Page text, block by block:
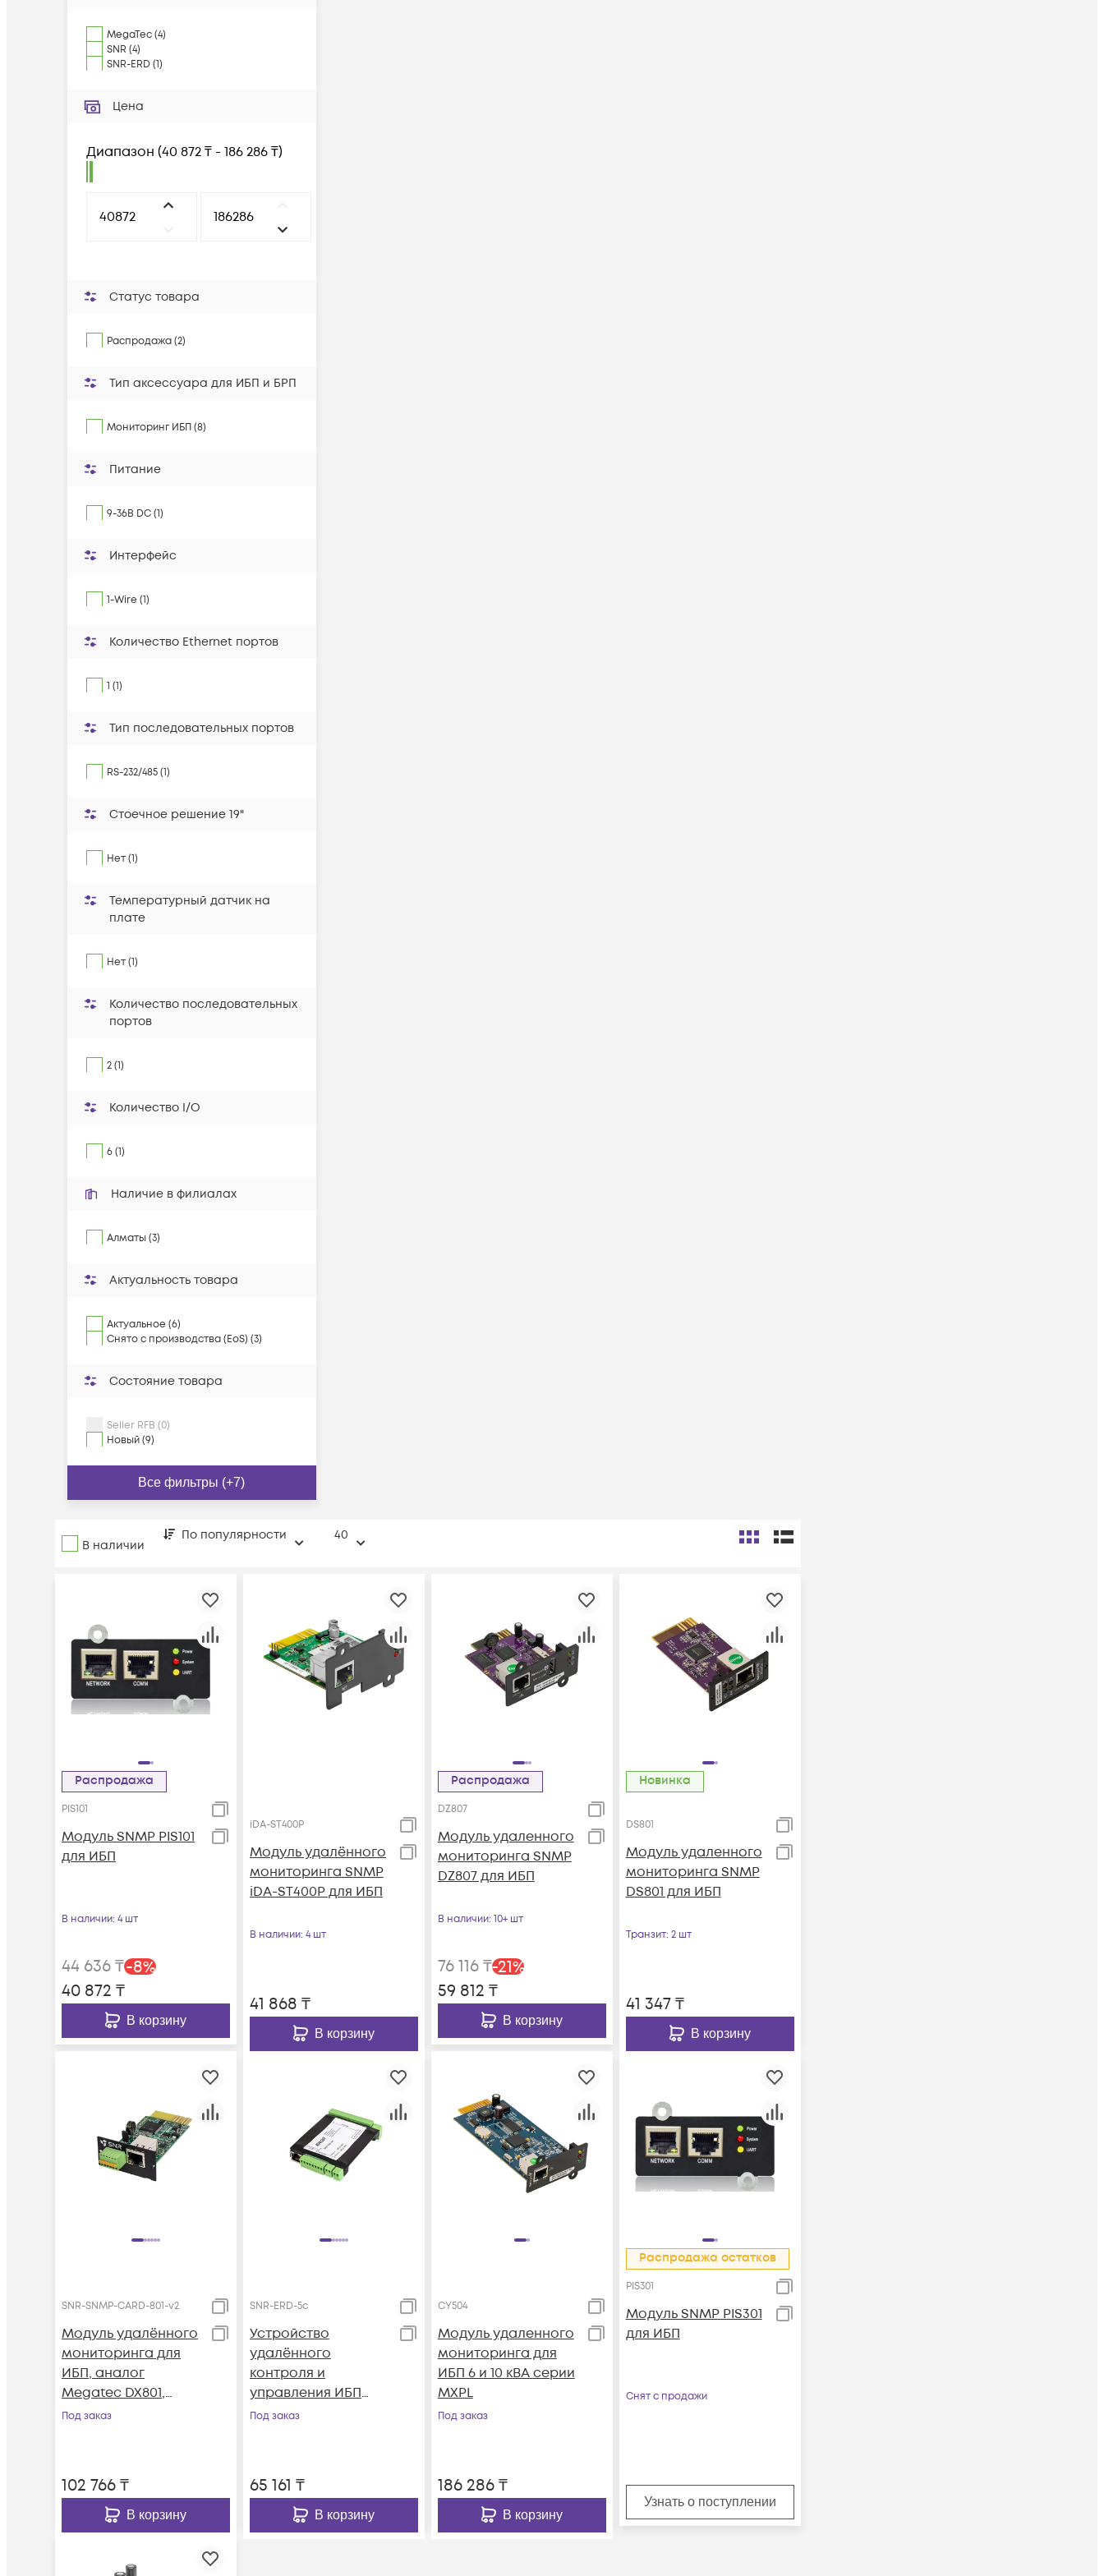
MegaTec(4)
SNR (4)
SNR-ERD(1)
Цена
Диапазон (40 872 ₸ - 186 286 ₸)
Статус товара
Распродажа (2)
Тип аксессуара для ИБП и БРП
Мониторинг ИБП (8)
Питание
9-36В DC (1)
Интерфейс
1-Wire (1)
Количество Ethernet портов
1 (1)
Тип последовательных портов
RS-232/485 (1)
Стоечное решение 19"
Нет (1)
Температурный датчик на
плате
Нет (1)
Количество последовательных
портов
2 (1)
Количество I/O
6 (1)
Наличие в филиалах
Алматы (3)
Актуальность товара
Актуальное (6)
Снято с производства (EoS) (3)
Состояние товара
Seller RFB (0)
Новый (9)
Все фильтры (+7)
В наличии
По популярности 40
Распродажа
PIS101
Модуль SNMP PIS101
для ИБП
В наличии: 4 шт
44 636₸-8%
40 872 ₸
В корзину
iDA-ST400P
Модуль удалённого
мониторинга SNMP
iDA-ST400P для ИБП
В наличии: 4 шт
41 868 ₸
В корзину
Распродажа
DZ807
Модуль удаленного
мониторинга SNMP
DZ807 для ИБП
В наличии: 10+ шт
76 116₸-21%
59 812 ₸
В корзину
Новинка
DS801
Модуль удаленного
мониторинга SNMP
DS801 для ИБП
Транзит: 2 шт
41 347₸
В корзину
SNR-SNMP-CARD-801-v2
Модуль удалённого
мониторинга для
ИБП, аналог
Megatec DX801,
версия 2
Под заказ
102 766₸
В корзину
SNR-ERD-5c
Устройство
удалённого
контроля и
управления ИБП
SNR-ERD-5c
Под заказ
65 161 ₸
В корзину
CY504
Модуль удаленного
мониторинга для
ИБП 6 и 10 кВА серии
MXPL
Под заказ
186 286₸
В корзину
Распродажа остатков
PIS301
Модуль SNMP PIS301
для ИБП
Снят с продажи
Узнать о поступлении